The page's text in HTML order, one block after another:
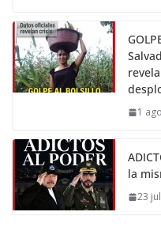
1
la
23